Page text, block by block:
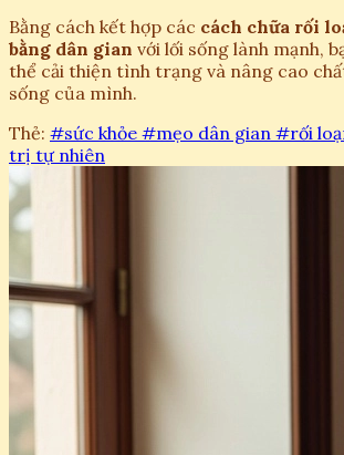
Bằng cách kết hợp các cách chữa rối
bằng dân gian với lối sống lành mạnh,
thể cải thiện tình trạng và nâng cao
sống của mình.
Thẻ: #sức khỏe #mẹo dân gian #rối
trị tự nhiên